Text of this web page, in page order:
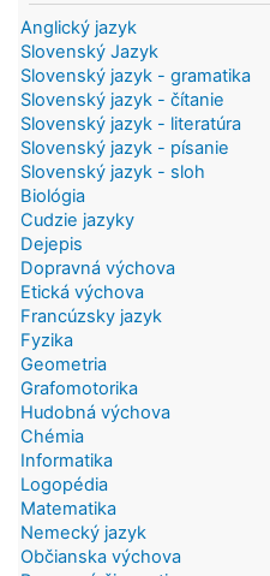
Anglický jazyk
Slovenský Jazyk
Slovenský jazyk - gramatika
Slovenský jazyk - čítanie
Slovenský jazyk - literatúra
Slovenský jazyk - písanie
Slovenský jazyk - sloh
Biológia
Cudzie jazyky
Dejepis
Dopravná výchova
Etická výchova
Francúzsky jazyk
Fyzika
Geometria
Grafomotorika
Hudobná výchova
Chémia
Informatika
Logopédia
Matematika
Nemecký jazyk
Občianska výchova